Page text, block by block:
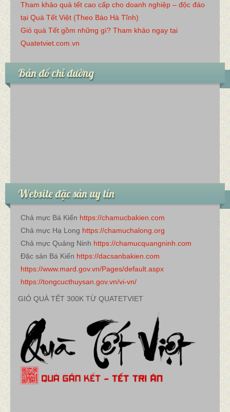
Tham khảo quà tết cao cấp cho doanh nghiệp – độc đáo
tại Quà Tết Việt (Theo Báo Hà Tĩnh)
Giỏ quà Tết gồm những gì? Tham khảo ngay tại
Quatetviet.com.vn
Bản đồ chỉ đường
Website đặc sản uy tín
Chả mực Bá Kiến https://chamucbakien.com
Chả mực Hạ Long https://chamuchalong.org
Chả mực Quảng Ninh https://chamucquangninh.com
Đặc sản Bá Kiến https://dacsanbakien.com
https://www.mard.gov.vn/Pages/default.aspx
https://tongcucthuysan.gov.vn/vi-vn/
GIỎ QUÀ TẾT 300K TỪ QUATETVIET